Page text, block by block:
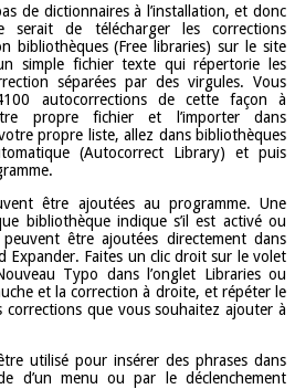
de dictionnaires à l’installation, et donc
serait de télécharger les corrections
bibliothèques (Free libraries) sur le site
simple fichier texte qui répertorie les
séparées par des virgules. Vous
autocorrections de cette façon à
propre fichier et l’importer dans
propre liste, allez dans bibliothèques
(Autocorrect Library) et puis
être ajoutées au programme. Une
bibliothèque indique s’il est activé ou
être ajoutées directement dans
Expander. Faites un clic droit sur le volet
Typo dans l’onglet Libraries ou
et la correction à droite, et répéter le
corrections que vous souhaitez ajouter à
utilisé pour insérer des phrases dans
d’un menu ou par le déclenchement